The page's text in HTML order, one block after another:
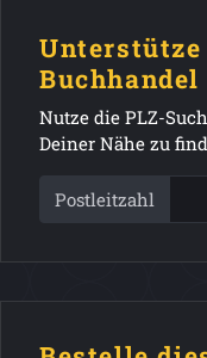
Buchhandel
Nutze die PLZ-
Deiner Nähe zu
Postleitzahl